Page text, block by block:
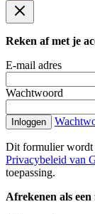
Reken af met je
E-mail adres
Wachtwoord
Inloggen
Dit formulier wordt
Privacybeleid van
toepassing.
Afrekenen als